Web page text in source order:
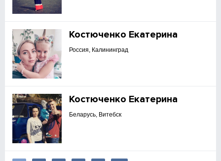
Костюченко Екатерина
Россия, Калининград
Костюченко Екатерина
Беларусь, Витебск